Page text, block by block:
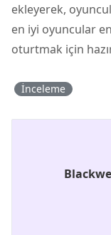
ekleyerek,
en iyi oyuncular
oturtmak için
İnceleme